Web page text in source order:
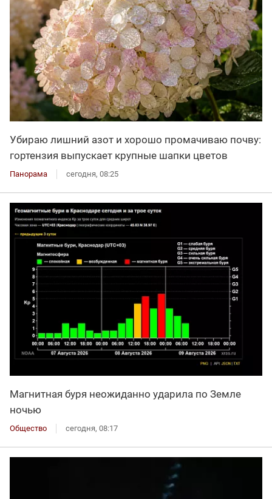
Убираю лишний азот и хорошо промачиваю почву:
гортензия выпускает крупные шапки цветов
Панорама сегодня, 08:25
Магнитная буря неожиданно ударила по Земле
ночью
Общество сегодня, 08:17